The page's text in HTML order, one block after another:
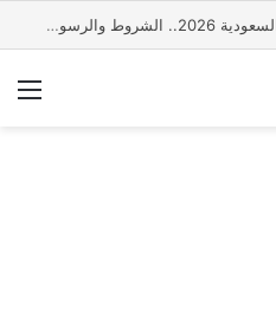
خطوات نقل ملكية سيارة في السعودية 2026.. الشروط والرسوم وطريقة إتمام الخدمة عبر أبشر